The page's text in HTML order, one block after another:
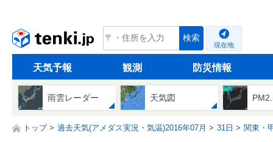
tenki.jp 検索
現在地
天気予報 観測 防災情報
雨雲レーダー 天気図
トップ 過去天気(アメダス実況・気温)2016年07月 31日 関東・